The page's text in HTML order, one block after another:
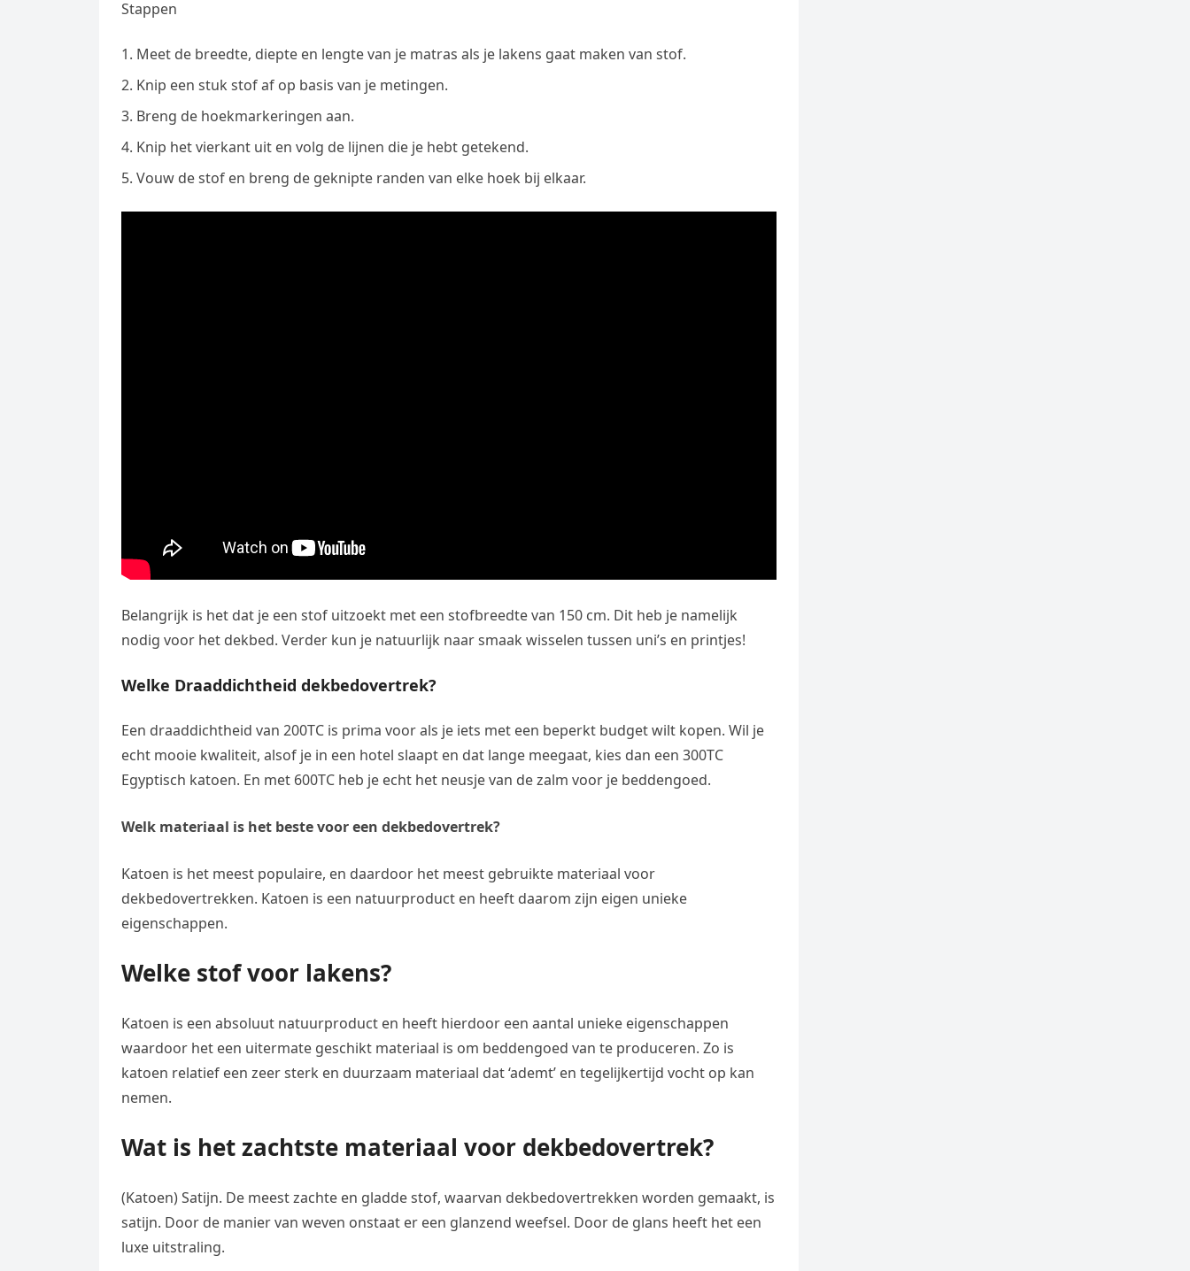
Stappen
Meet de breedte, diepte en lengte van je matras als je lakens gaat maken van stof.
Knip een stuk stof af op basis van je metingen.
Breng de hoekmarkeringen aan.
Knip het vierkant uit en volg de lijnen die je hebt getekend.
Vouw de stof en breng de geknipte randen van elke hoek bij elkaar.
Belangrijk is het dat je een stof uitzoekt met een stofbreedte van 150 cm. Dit heb je namelijk
nodig voor het dekbed. Verder kun je natuurlijk naar smaak wisselen tussen uni’s en printjes!
Welke Draaddichtheid dekbedovertrek?
Een draaddichtheid van 200TC is prima voor als je iets met een beperkt budget wilt kopen. Wil je
echt mooie kwaliteit, alsof je in een hotel slaapt en dat lange meegaat, kies dan een 300TC
Egyptisch katoen. En met 600TC heb je echt het neusje van de zalm voor je beddengoed.
Welk materiaal is het beste voor een dekbedovertrek?
Katoen is het meest populaire, en daardoor het meest gebruikte materiaal voor
dekbedovertrekken. Katoen is een natuurproduct en heeft daarom zijn eigen unieke
eigenschappen.
Welke stof voor lakens?
Katoen is een absoluut natuurproduct en heeft hierdoor een aantal unieke eigenschappen
waardoor het een uitermate geschikt materiaal is om beddengoed van te produceren. Zo is
katoen relatief een zeer sterk en duurzaam materiaal dat ‘ademt’ en tegelijkertijd vocht op kan
nemen.
Wat is het zachtste materiaal voor dekbedovertrek?
(Katoen) Satijn. De meest zachte en gladde stof, waarvan dekbedovertrekken worden gemaakt, is
satijn. Door de manier van weven onstaat er een glanzend weefsel. Door de glans heeft het een
luxe uitstraling.